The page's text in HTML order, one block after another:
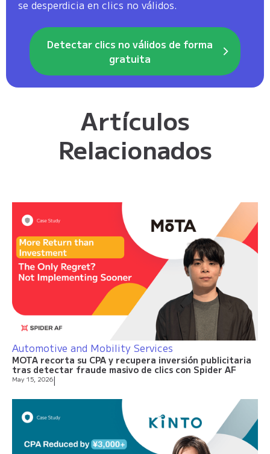
se desperdicia en clics no válidos.
Detectar clics no válidos de forma
gratuita
Artículos
Relacionados
Automotive and Mobility Services
MOTA recorta su CPA y recupera inversión publicitaria
tras detectar fraude masivo de clics con Spider AF
May 15, 2026|